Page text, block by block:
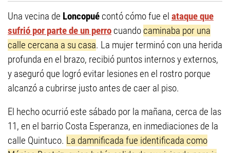
Una vecina de Loncopué contó cómo fue el ataque que
sufrió por parte de un perro cuando caminaba por una
calle cercana a su casa. La mujer terminó con una herida
profunda en el brazo, recibió puntos internos y externos,
y aseguró que logró evitar lesiones en el rostro porque
alcanzó a cubrirse justo antes de caer al piso.
El hecho ocurrió este sábado por la mañana, cerca de las
11, en el barrio Costa Esperanza, en inmediaciones de la
calle Quintuco. La damnificada fue identificada como